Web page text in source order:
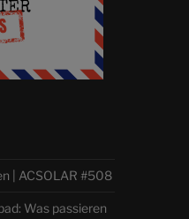
| ACSOLAR #508
Was passieren